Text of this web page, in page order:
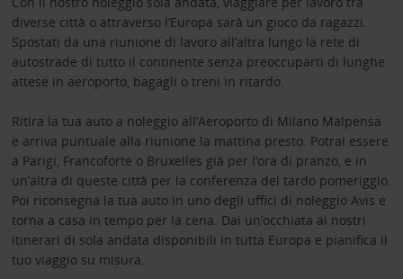
diverse città o attraverso l’Europa sarà un gioco da ragazzi.
Spostati da una riunione di lavoro all’altra lungo la rete di
autostrade di tutto il continente senza preoccuparti di lunghe
attese in aeroporto, bagagli o treni in ritardo.
Ritira la tua auto a noleggio all’Aeroporto di Milano Malpensa
e arriva puntuale alla riunione la mattina presto. Potrai essere
a Parigi, Francoforte o Bruxelles già per l’ora di pranzo, e in
un’altra di queste città per la conferenza del tardo pomeriggio.
Poi riconsegna la tua auto in uno degli uffici di noleggio Avis e
torna a casa in tempo per la cena. Dai un’occhiata ai nostri
itinerari di sola andata disponibili in tutta Europa e pianifica il
tuo viaggio su misura.